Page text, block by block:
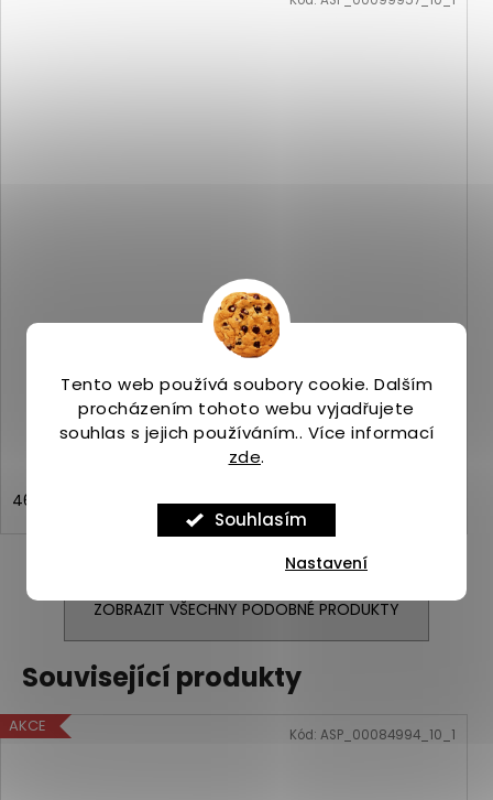
Tento web používá soubory cookie. Dalším
procházením tohoto webu vyjadřujete
souhlas s jejich používáním.. Více informací
zde.
Souhlasím
Nastavení
Merrell SPEED STRIKE 2 LTR THRM MID WP black
Skladem
(1 ks)
3 599 Kč
46
ZOBRAZIT VŠECHNY PODOBNÉ PRODUKTY
Související produkty
AKCE Kód: ASP_00084994_10_1